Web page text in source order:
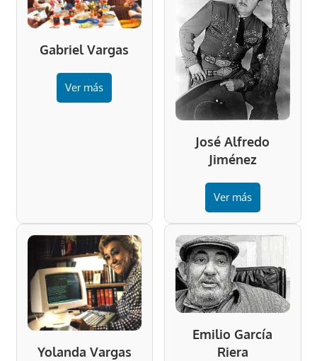
Gabriel Vargas
Ver más
José Alfredo
Jiménez
Ver más
Yolanda Vargas
Emilio García
Riera